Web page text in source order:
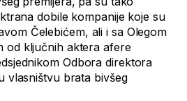
dobile kompanije koje su
Čelebićem, ali i sa Olegom
od ključnih aktera afere
Odbora direktora
vlasništvu brata bivšeg